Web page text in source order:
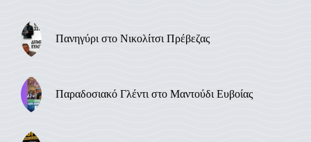
Πανηγύρι στο Νικολίτσι Πρέβεζας
Παραδοσιακό Γλέντι στο Μαντούδι Ευβοίας